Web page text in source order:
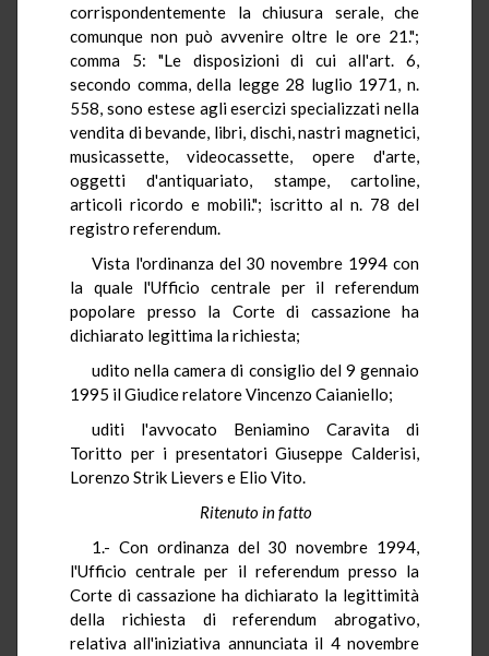
corrispondentemente la chiusura serale, che
comunque non può avvenire oltre le ore 21.";
comma 5: "Le disposizioni di cui all'art. 6,
secondo comma, della legge 28 luglio 1971, n.
558, sono estese agli esercizi specializzati nella
vendita di bevande, libri, dischi, nastri magnetici,
musicassette, videocassette, opere d'arte,
oggetti d'antiquariato, stampe, cartoline,
articoli ricordo e mobili."; iscritto al n. 78 del
registro referendum.
Vista l'ordinanza del 30 novembre 1994 con
la quale l'Ufficio centrale per il referendum
popolare presso la Corte di cassazione ha
dichiarato legittima la richiesta;
udito nella camera di consiglio del 9 gennaio
1995 il Giudice relatore Vincenzo Caianiello;
uditi l'avvocato Beniamino Caravita di
Toritto per i presentatori Giuseppe Calderisi,
Lorenzo Strik Lievers e Elio Vito.
Ritenuto in fatto
1.- Con ordinanza del 30 novembre 1994,
l'Ufficio centrale per il referendum presso la
Corte di cassazione ha dichiarato la legittimità
della richiesta di referendum abrogativo,
relativa all'iniziativa annunciata il 4 novembre